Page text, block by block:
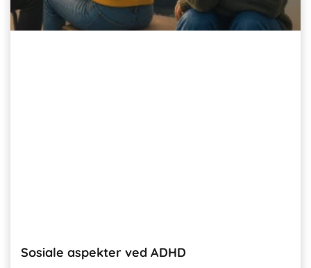
Sosiale aspekter ved ADHD